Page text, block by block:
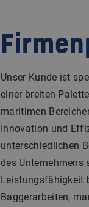
Unser Kunde ist
einer breiten
maritimen
Innovation und
unterschiedlichen
des Unternehmens
Leistungsfähigkeit
Baggerarbeiten,